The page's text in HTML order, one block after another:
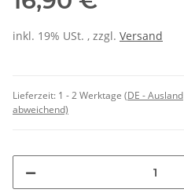
inkl. 19% USt. , zzgl. Versand
Lieferzeit: 1 - 2 Werktage (DE - Ausland
abweichend)